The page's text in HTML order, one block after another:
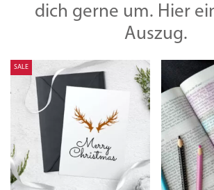
dich gerne um. Hier
Auszug.
SALE